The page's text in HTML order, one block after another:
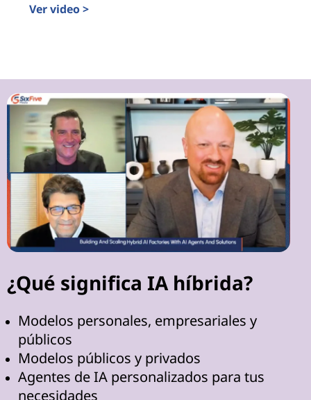
Ver video >
¿Qué significa IA híbrida?
Modelos personales, empresariales y
públicos
Modelos públicos y privados
Agentes de IA personalizados para tus
necesidades